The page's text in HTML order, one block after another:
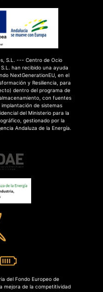
S.L. --- Centro de Ocio
han recibido una ayuda
NextGenerationEU, en el
y Resiliencia, para
dentro del programa de
con fuentes
de sistemas
del Ministerio para la
gestionado por la
Andaluza de la Energía.
del Fondo Europeo de
mejora de la competitividad